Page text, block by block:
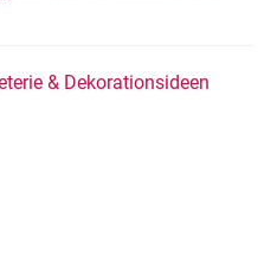
& Dekorationsideen